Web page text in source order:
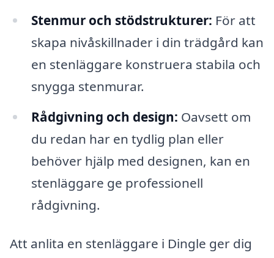
Stenmur och stödstrukturer: För att
skapa nivåskillnader i din trädgård kan
en stenläggare konstruera stabila och
snygga stenmurar.
Rådgivning och design: Oavsett om
du redan har en tydlig plan eller
behöver hjälp med designen, kan en
stenläggare ge professionell
rådgivning.
Att anlita en stenläggare i Dingle ger dig